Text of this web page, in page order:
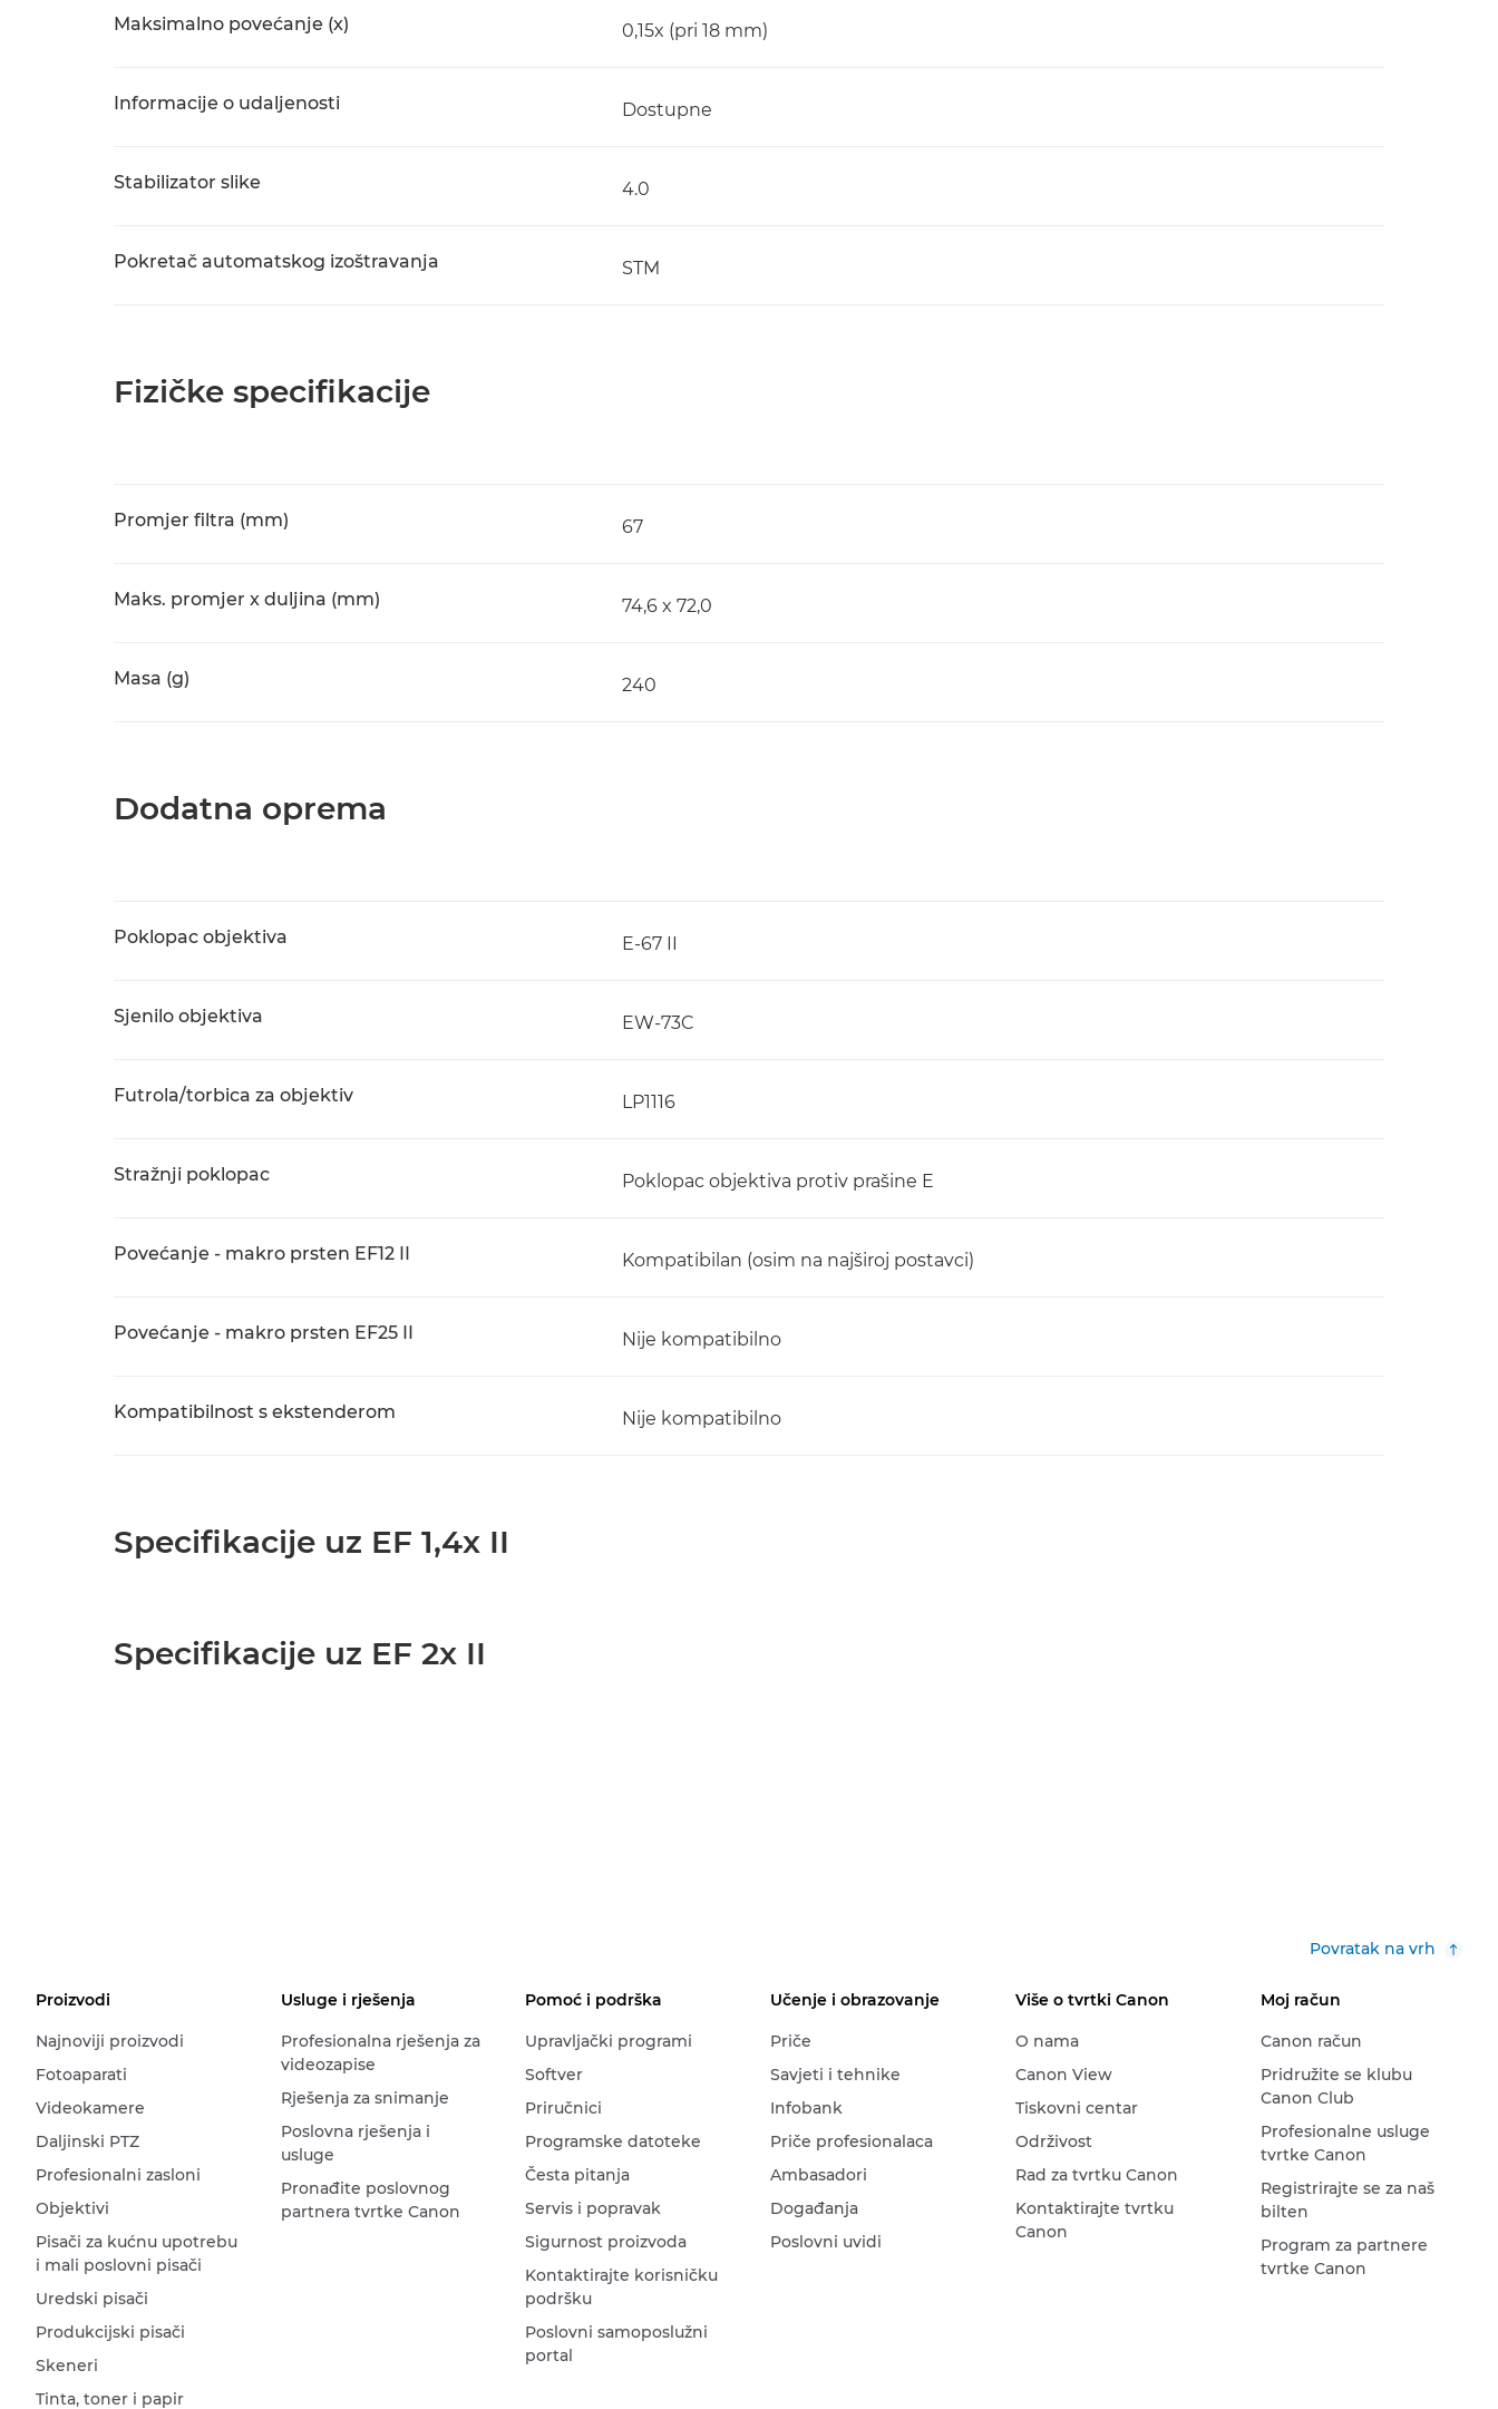
Maksimalno povećanje (x) 0,15x (pri 18 mm)
Informacije o udaljenosti Dostupne
Stabilizator slike 4.0
Pokretač automatskog izoštravanja STM
Fizičke specifikacije
Promjer filtra (mm) 67
Maks. promjer x duljina (mm) 74,6 x 72,0
Masa (g) 240
Dodatna oprema
Poklopac objektiva E-67 II
Sjenilo objektiva EW-73C
Futrola/torbica za objektiv LP1116
Stražnji poklopac Poklopac objektiva protiv prašine E
Povećanje - makro prsten EF12 II Kompatibilan (osim na najširoj postavci)
Povećanje - makro prsten EF25 II Nije kompatibilno
Kompatibilnost s ekstenderom Nije kompatibilno
Specifikacije uz EF 1,4x II
Specifikacije uz EF 2x II
Povratak na vrh
Proizvodi
Najnoviji proizvodi
Fotoaparati
Videokamere
Daljinski PTZ
Profesionalni zasloni
Objektivi
Pisači za kućnu upotrebu
i mali poslovni pisači
Uredski pisači
Produkcijski pisači
Skeneri
Tinta, toner i papir
Usluge i rješenja
Profesionalna rješenja za
videozapise
Rješenja za snimanje
Poslovna rješenja i
usluge
Pronađite poslovnog
partnera tvrtke Canon
Pomoć i podrška
Upravljački programi
Softver
Priručnici
Programske datoteke
Česta pitanja
Servis i popravak
Sigurnost proizvoda
Kontaktirajte korisničku
podršku
Poslovni samoposlužni
portal
Učenje i obrazovanje
Priče
Savjeti i tehnike
Infobank
Priče profesionalaca
Ambasadori
Događanja
Poslovni uvidi
Više o tvrtki Canon
O nama
Canon View
Tiskovni centar
Održivost
Rad za tvrtku Canon
Kontaktirajte tvrtku
Canon
Moj račun
Canon račun
Pridružite se klubu
Canon Club
Profesionalne usluge
tvrtke Canon
Registrirajte se za naš
bilten
Program za partnere
tvrtke Canon